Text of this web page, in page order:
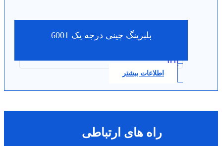
بلبرینگ چینی درجه یک 6001
0.0
اطلاعات بیشتر
راه های ارتباطی